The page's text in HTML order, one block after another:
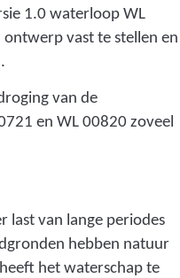
1.0 waterloop WL
vast te stellen en
van de
en WL 00820 zoveel
last van lange periodes
hebben natuur
het waterschap te